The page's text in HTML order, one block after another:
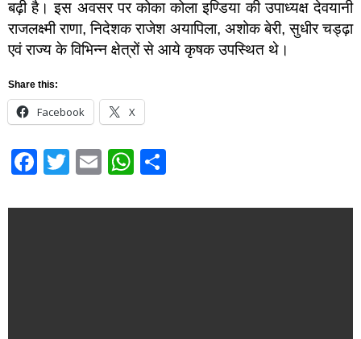
बढ़ी है। इस अवसर पर कोका कोला इण्डिया की उपाध्यक्ष देवयानी
राजलक्ष्मी राणा, निदेशक राजेश अयापिला, अशोक बेरी, सुधीर चड्ढ़ा
एवं राज्य के विभिन्न क्षेत्रों से आये कृषक उपस्थित थे।
Share this:
Facebook X
Facebook
Twitter
EmailWhatsApp